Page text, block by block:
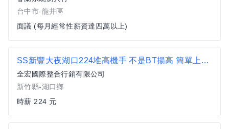
台中市-龍井區
面議 (每月經常性薪資達四萬以上)
SS新豐大夜湖口224堆高機手 不是BT揚高 簡單上下貨櫃 週休二日
全宏國際整合行銷有限公司
新竹縣-湖口鄉
時薪 224 元